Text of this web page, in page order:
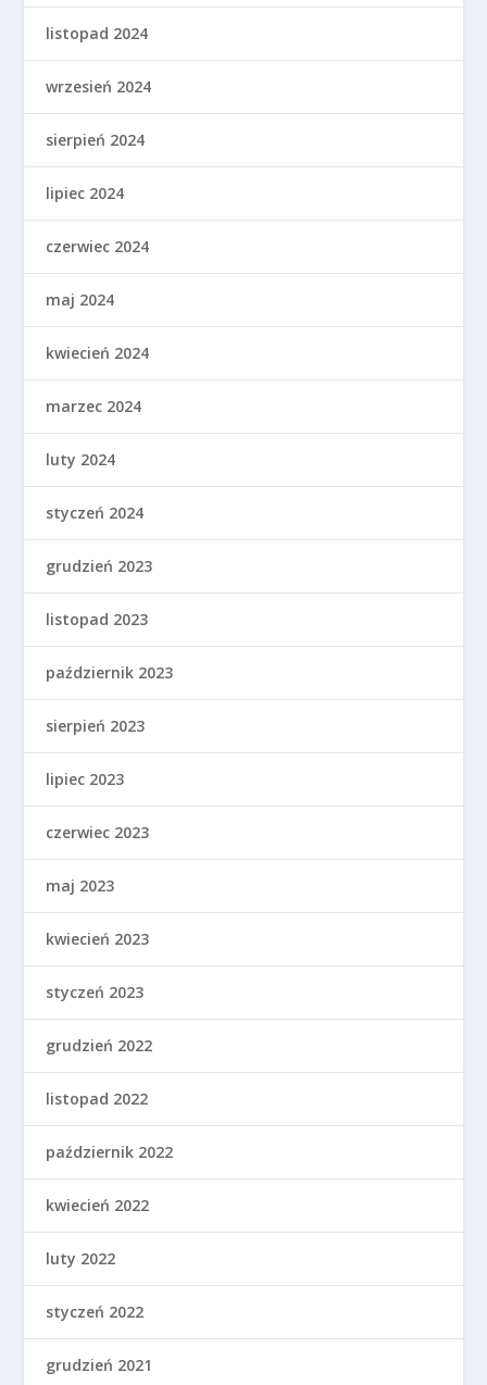
listopad 2024
wrzesień 2024
sierpień 2024
lipiec 2024
czerwiec 2024
maj 2024
kwiecień 2024
marzec 2024
luty 2024
styczeń 2024
grudzień 2023
listopad 2023
październik 2023
sierpień 2023
lipiec 2023
czerwiec 2023
maj 2023
kwiecień 2023
styczeń 2023
grudzień 2022
listopad 2022
październik 2022
kwiecień 2022
luty 2022
styczeń 2022
grudzień 2021